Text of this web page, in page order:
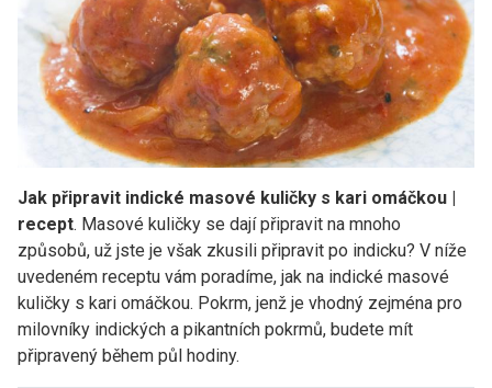
Jak připravit indické masové kuličky s kari omáčkou |
recept. Masové kuličky se dají připravit na mnoho
způsobů, už jste je však zkusili připravit po indicku? V níže
uvedeném receptu vám poradíme, jak na indické masové
kuličky s kari omáčkou. Pokrm, jenž je vhodný zejména pro
milovníky indických a pikantních pokrmů, budete mít
připravený během půl hodiny.